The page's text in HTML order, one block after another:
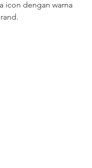
icon dengan warna